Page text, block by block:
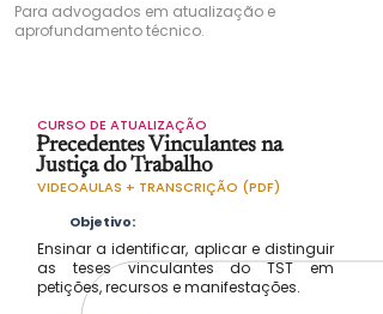
Para advogados em atualização e
aprofundamento técnico.
Ensinar a identificar, aplicar e distinguir
as teses vinculantes do TST em
petições, recursos e manifestações.
VIDEOAULAS + TRANSCRIÇÃO (PDF)
Precedentes Vinculantes na
Justiça do Trabalho
CURSO DE ATUALIZAÇÃO
Objetivo: